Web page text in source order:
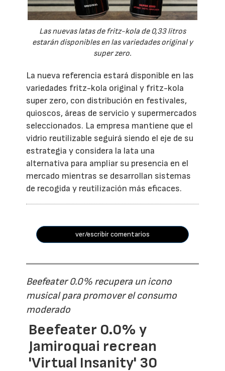
Las nuevas latas de fritz-kola de 0,33 litros
estarán disponibles en las variedades original y
super zero.
La nueva referencia estará disponible en las
variedades fritz-kola original y fritz-kola
super zero, con distribución en festivales,
quioscos, áreas de servicio y supermercados
seleccionados. La empresa mantiene que el
vidrio reutilizable seguirá siendo el eje de su
estrategia y considera la lata una
alternativa para ampliar su presencia en el
mercado mientras se desarrollan sistemas
de recogida y reutilización más eficaces.
ver/escribir comentarios
Beefeater 0.0% recupera un icono
musical para promover el consumo
moderado
Beefeater 0.0% y
Jamiroquai recrean
'Virtual Insanity' 30